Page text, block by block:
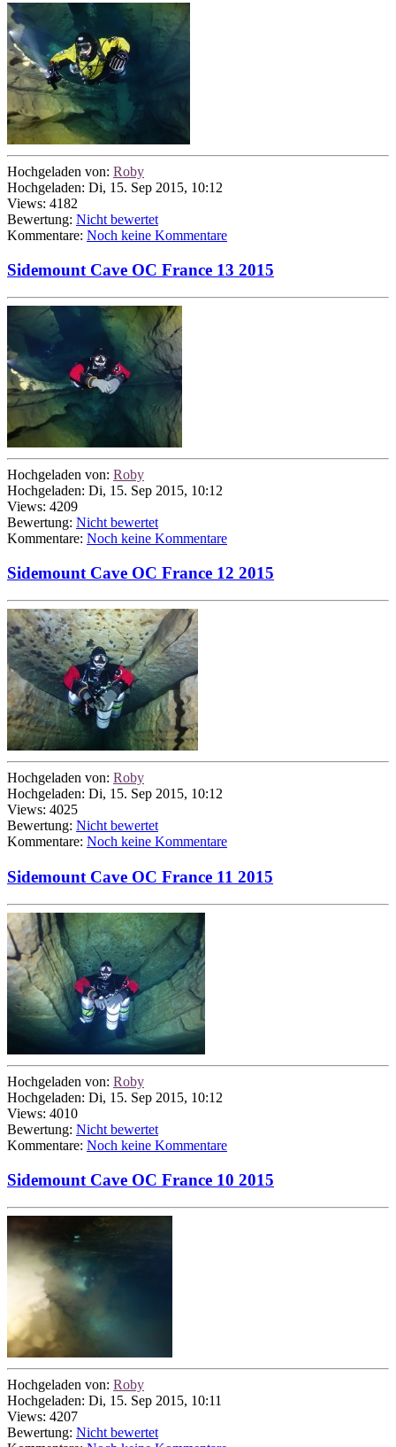
Hochgeladen von: Roby
Hochgeladen: Di, 15. Sep 2015, 10:12
Views: 4182
Bewertung: Nicht bewertet
Kommentare: Noch keine Kommentare
Sidemount Cave OC France 13 2015
Hochgeladen von: Roby
Hochgeladen: Di, 15. Sep 2015, 10:12
Views: 4209
Bewertung: Nicht bewertet
Kommentare: Noch keine Kommentare
Sidemount Cave OC France 12 2015
Hochgeladen von: Roby
Hochgeladen: Di, 15. Sep 2015, 10:12
Views: 4025
Bewertung: Nicht bewertet
Kommentare: Noch keine Kommentare
Sidemount Cave OC France 11 2015
Hochgeladen von: Roby
Hochgeladen: Di, 15. Sep 2015, 10:12
Views: 4010
Bewertung: Nicht bewertet
Kommentare: Noch keine Kommentare
Sidemount Cave OC France 10 2015
Hochgeladen von: Roby
Hochgeladen: Di, 15. Sep 2015, 10:11
Views: 4207
Bewertung: Nicht bewertet